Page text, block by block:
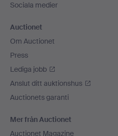
Sociala medier
Auctionet
Om Auctionet
Press
Lediga jobb
Anslut ditt auktionshus
Auctionets garanti
Mer från Auctionet
Auctionet Magazine